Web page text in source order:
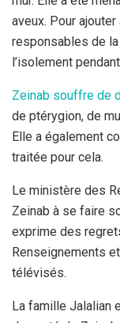
aveux. Pour
responsables de
l’isolement
Zeinab souffre de
de ptérygion, de
Elle a également
traitée pour cela.
Le ministère des
Zeinab à se faire
exprime des
Renseignements
télévisés.
La famille Jalalian